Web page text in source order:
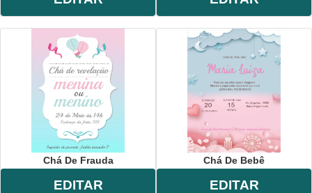
Chá De Frauda
EDITAR
Chá De Bebê
EDITAR